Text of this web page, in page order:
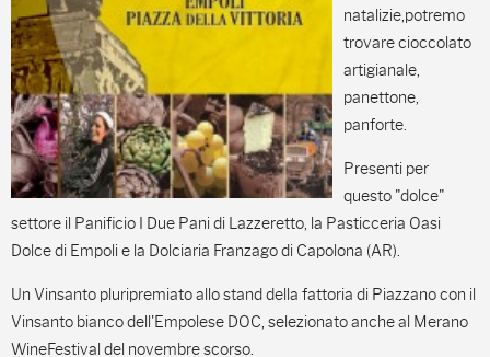
natalizie,potremo
trovare cioccolato
artigianale,
panettone,
panforte.
Presenti per
questo "dolce"
settore il Panificio I Due Pani di Lazzeretto, la Pasticceria Oasi
Dolce di Empoli e la Dolciaria Franzago di Capolona (AR).
Un Vinsanto pluripremiato allo stand della fattoria di Piazzano con il
Vinsanto bianco dell'Empolese DOC, selezionato anche al Merano
WineFestival del novembre scorso.